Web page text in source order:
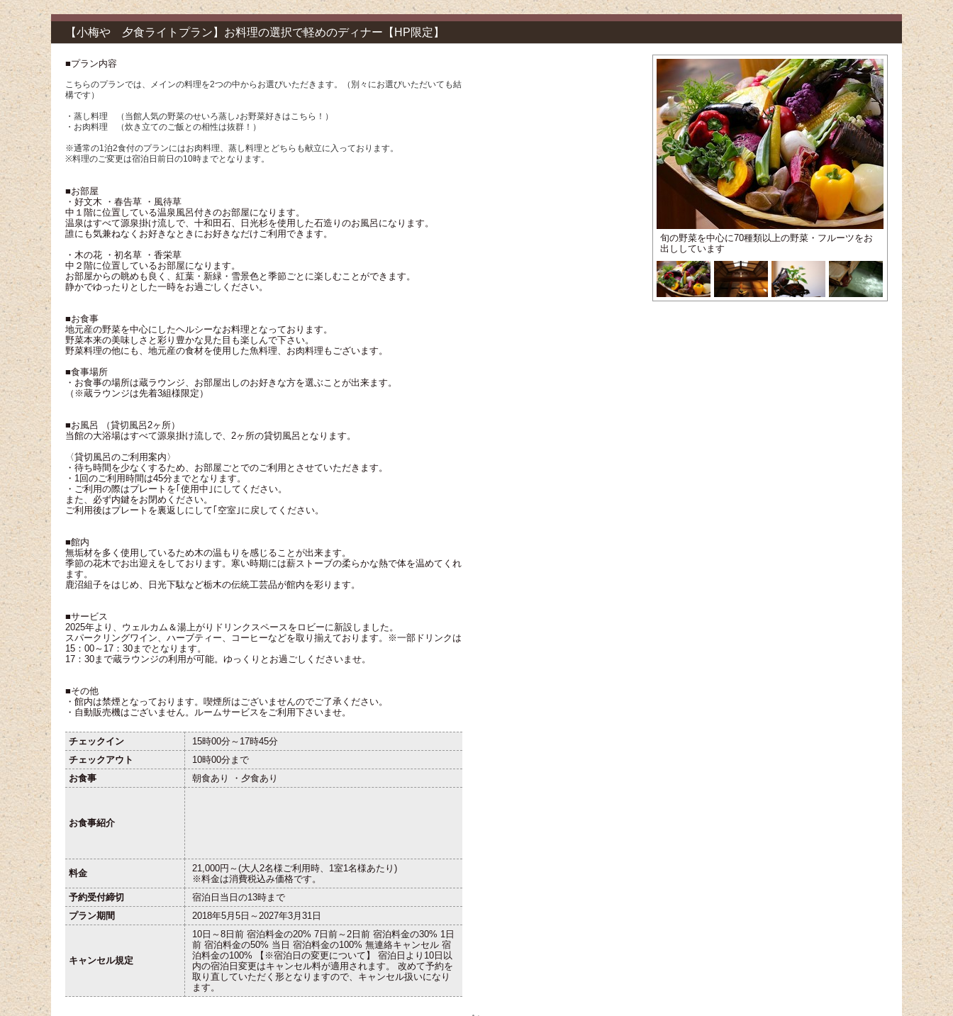
【小梅や 夕食ライトプラン】お料理の選択で軽めのディナー【HP限定】
■プラン内容
こちらのプランでは、メインの料理を2つの中からお選びいただきます。（別々にお選びいただいても結
構です）
・蒸し料理 （当館人気の野菜のせいろ蒸し♪お野菜好きはこちら！）
・お肉料理 （炊き立てのご飯との相性は抜群！）
※通常の1泊2食付のプランにはお肉料理、蒸し料理とどちらも献立に入っております。
※料理のご変更は宿泊日前日の10時までとなります。
■お部屋
・好文木 ・春告草 ・風待草
中１階に位置している温泉風呂付きのお部屋になります。
温泉はすべて源泉掛け流しで、十和田石、日光杉を使用した石造りのお風呂になります。
誰にも気兼ねなくお好きなときにお好きなだけご利用できます。
・木の花 ・初名草 ・香栄草
中２階に位置しているお部屋になります。
お部屋からの眺めも良く、紅葉・新緑・雪景色と季節ごとに楽しむことができます。
静かでゆったりとした一時をお過ごしください。
■お食事
地元産の野菜を中心にしたヘルシーなお料理となっております。
野菜本来の美味しさと彩り豊かな見た目も楽しんで下さい。
野菜料理の他にも、地元産の食材を使用した魚料理、お肉料理もございます。
■食事場所
・お食事の場所は蔵ラウンジ、お部屋出しのお好きな方を選ぶことが出来ます。
（※蔵ラウンジは先着3組様限定）
■お風呂 （貸切風呂2ヶ所）
当館の大浴場はすべて源泉掛け流しで、2ヶ所の貸切風呂となります。
〈貸切風呂のご利用案内〉
・待ち時間を少なくするため、お部屋ごとでのご利用とさせていただきます。
・1回のご利用時間は45分までとなります。
・ご利用の際はプレートを｢使用中｣にしてください。
また、必ず内鍵をお閉めください。
ご利用後はプレートを裏返しにして｢空室｣に戻してください。
■館内
無垢材を多く使用しているため木の温もりを感じることが出来ます。
季節の花木でお出迎えをしております。寒い時期には薪ストーブの柔らかな熱で体を温めてくれ
ます。
鹿沼組子をはじめ、日光下駄など栃木の伝統工芸品が館内を彩ります。
■サービス
2025年より、ウェルカム＆湯上がりドリンクスペースをロビーに新設しました。
スパークリングワイン、ハーブティー、コーヒーなどを取り揃えております。※一部ドリンクは
15：00～17：30までとなります。
17：30まで蔵ラウンジの利用が可能。ゆっくりとお過ごしくださいませ。
■その他
・館内は禁煙となっております。喫煙所はございませんのでご了承ください。
・自動販売機はございません。ルームサービスをご利用下さいませ。
チェックイン
15時00分～17時45分
チェックアウト
10時00分まで
お食事
朝食あり ・夕食あり
お食事紹介
料金
21,000円～(大人2名様ご利用時、1室1名様あたり)
※料金は消費税込み価格です。
予約受付締切
宿泊日当日の13時まで
プラン期間
2018年5月5日～2027年3月31日
キャンセル規定
10日～8日前 宿泊料金の20% 7日前～2日前 宿泊料金の30% 1日
前 宿泊料金の50% 当日 宿泊料金の100% 無連絡キャンセル 宿
泊料金の100% 【※宿泊日の変更について】 宿泊日より10日以
内の宿泊日変更はキャンセル料が適用されます。 改めて予約を
取り直していただく形となりますので、キャンセル扱いになり
ます。
旬の野菜を中心に70種類以上の野菜・フルーツをお
出ししています